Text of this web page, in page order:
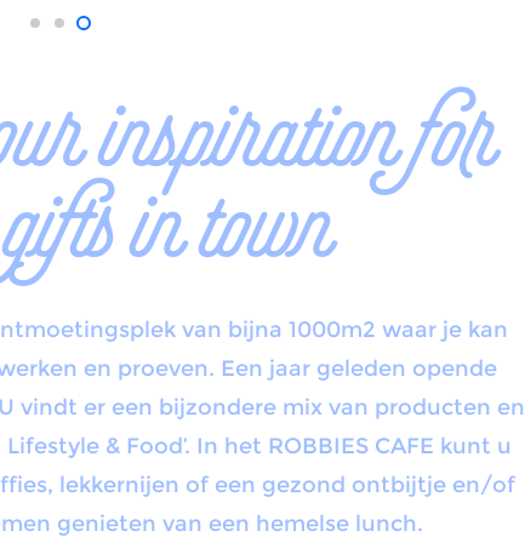
inspiration for
in town
van bijna 1000m2 waar je kan
en proeven. Een jaar geleden opende
vindt er een bijzondere mix van producten en
& Food’. In het ROBBIES CAFE kunt u
lekkernijen of een gezond ontbijtje en/of
genieten van een hemelse lunch.